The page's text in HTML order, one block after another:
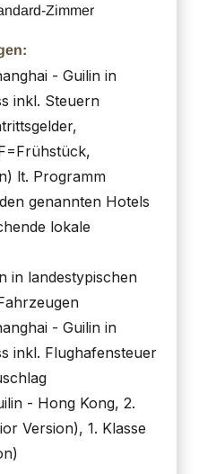
Zimmer
- Guilin in
inkl. Steuern
lt. Programm
genannten Hotels
lokale
in landestypischen
- Guilin in
inkl. Flughafensteuer
- Hong Kong, 2.
Version), 1. Klasse